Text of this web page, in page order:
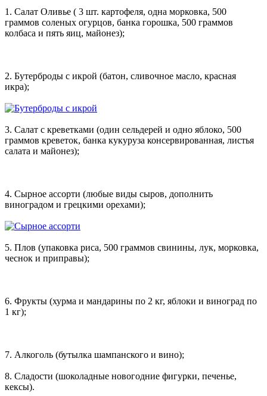
1. Салат Оливье ( 3 шт. картофеля, одна морковка, 500
граммов соленых огурцов, банка горошка, 500 граммов
колбаса и пять яиц, майонез);
2. Бутерброды с икрой (батон, сливочное масло, красная
икра);
3. Салат с креветками (один сельдерей и одно яблоко, 500
граммов креветок, банка кукуруза консервированная, листья
салата и майонез);
4. Сырное ассорти (любые виды сыров, дополнить
виноградом и грецкими орехами);
5. Плов (упаковка риса, 500 граммов свинины, лук, морковка,
чеснок и приправы);
6. Фрукты (хурма и мандарины по 2 кг, яблоки и виноград по
1 кг);
7. Алкоголь (бутылка шампанского и вино);
8. Сладости (шоколадные новогодние фигурки, печенье,
кексы).